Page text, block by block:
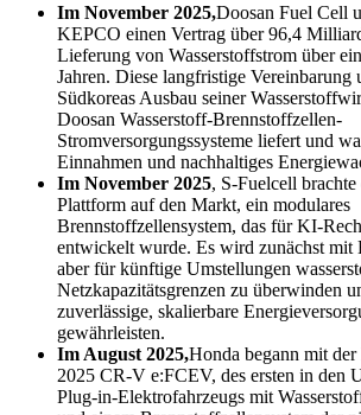
Im November 2025,Doosan Fuel Cell
KEPCO einen Vertrag über 96,4
Lieferung von Wasserstoffstrom über
Jahren. Diese langfristige Vereinbarung
Südkoreas Ausbau seiner
Doosan Wasserstoff-Brennstoffzellen-
Stromversorgungssysteme liefert und
Einnahmen und nachhaltiges
Im November 2025, S-Fuelcell
Plattform auf den Markt, ein modulares
Brennstoffzellensystem, das für KI-
entwickelt wurde. Es wird zunächst mit
aber für künftige Umstellungen
Netzkapazitätsgrenzen zu überwinden
zuverlässige, skalierbare
gewährleisten.
Im August 2025,Honda begann mit
2025 CR-V e:FCEV, des ersten in den
Plug-in-Elektrofahrzeugs mit